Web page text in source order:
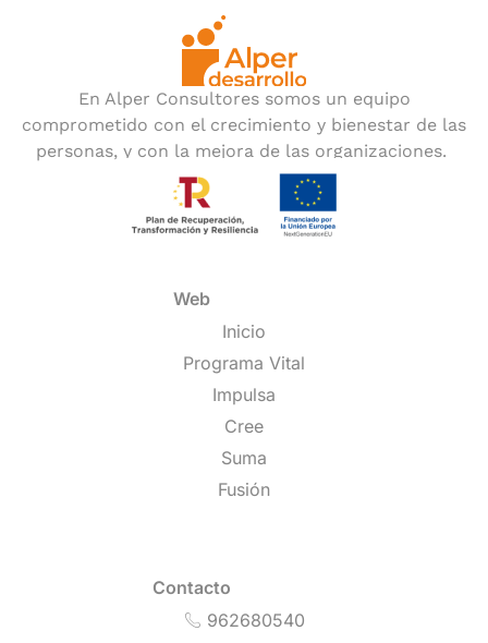
En Alper Consultores somos un equipo
comprometido con el crecimiento y bienestar de las
personas, y con la mejora de las organizaciones.
Web
Inicio
Programa Vital
Impulsa
Cree
Suma
Fusión
Contacto
962680540